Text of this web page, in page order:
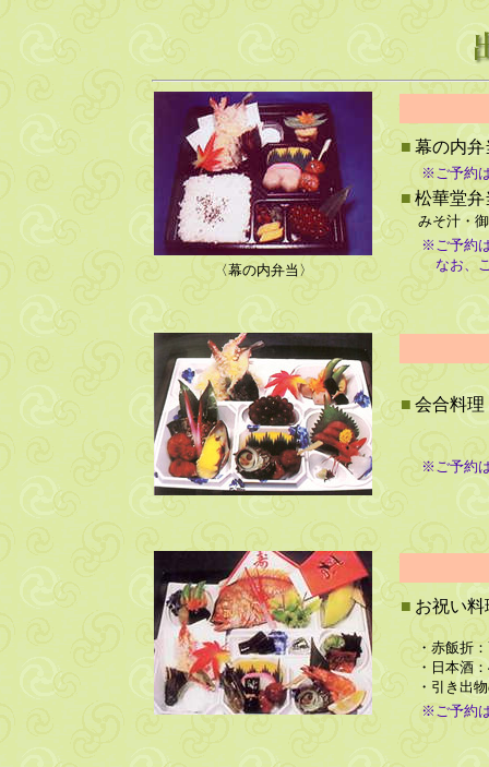
〈幕の内弁当〉
■ 幕の内弁
※ご予約
■ 松華堂弁
みそ汁・
※ご予約
なお、
■ 会合料理
※ご予約
■ お祝い
・赤飯折
・日本酒
・引き出
※ご予約